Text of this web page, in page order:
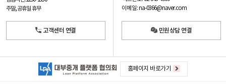
주말, 공휴일 휴무
고객센터 연결
이메일: na-0366@naver.com
민원상담 연결
홈페이지 바로가기